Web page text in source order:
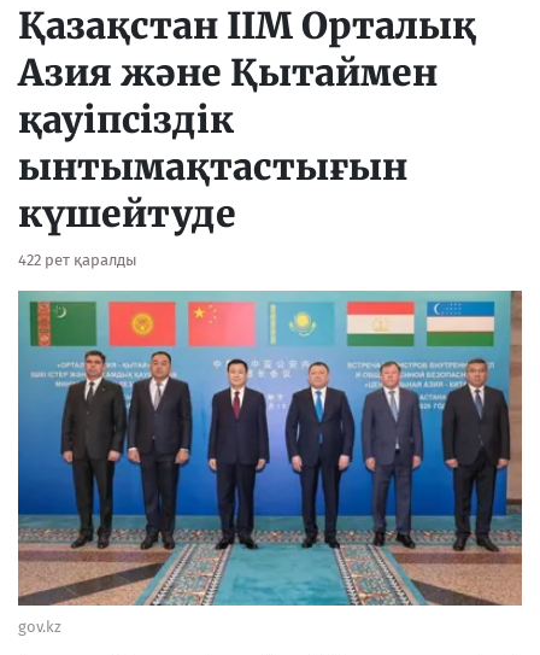
Қазақстан ІІМ Орталық
Азия және Қытаймен
қауіпсіздік
ынтымақтастығын
күшейтуде
422 рет қаралды
gov.kz